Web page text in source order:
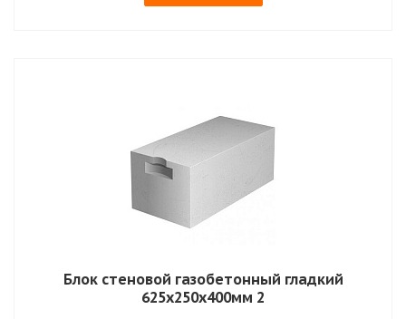
Блок стеновой газобетонный гладкий
625х250х400мм 2